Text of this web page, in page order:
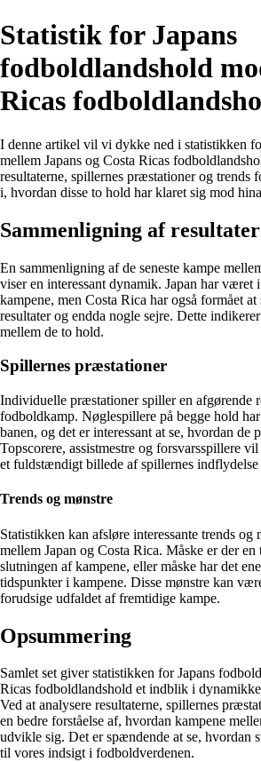
Statistik for Japans
fodboldlandshold
Ricas
I denne artikel vil vi dykke ned i statistikken
mellem Japans og Costa Ricas
resultaterne, spillernes præstationer og trends
i, hvordan disse to hold har klaret sig mod
Sammenligning af resultater
En sammenligning af de seneste kampe
viser en interessant dynamik. Japan har været
kampene, men Costa Rica har også formået
resultater og endda nogle sejre. Dette
mellem de to hold.
Spillernes præstationer
Individuelle præstationer spiller en afgørende
fodboldkamp. Nøglespillere på begge hold
banen, og det er interessant at se, hvordan de
Topscorere, assistmestre og forsvarsspillere
et fuldstændigt billede af spillernes indflydelse
Trends og mønstre
Statistikken kan afsløre interessante trends og
mellem Japan og Costa Rica. Måske er der
slutningen af kampene, eller måske har det
tidspunkter i kampene. Disse mønstre kan
forudsige udfaldet af fremtidige kampe.
Opsummering
Samlet set giver statistikken for Japans
Ricas fodboldlandshold et indblik i
Ved at analysere resultaterne, spillernes
en bedre forståelse af, hvordan kampene
udvikle sig. Det er spændende at se, hvordan
til vores indsigt i fodboldverdenen.